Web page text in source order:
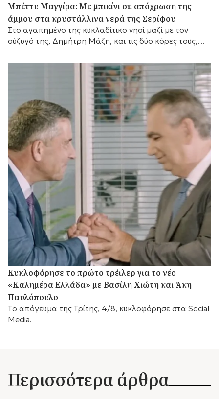
Μπέττυ Μαγγίρα: Με μπικίνι σε απόχρωση της
άμμου στα κρυστάλλινα νερά της Σερίφου
Στο αγαπημένο της κυκλαδίτικο νησί μαζί με τον
σύζυγό της, Δημήτρη Μάζη, και τις δύο κόρες τους,
υποχρεώσεις.
Κυκλοφόρησε το πρώτο τρέιλερ για το νέο
«Καλημέρα Ελλάδα» με Βασίλη Χιώτη και Άκη
Παυλόπουλο
Το απόγευμα της Τρίτης, 4/8, κυκλοφόρησε στα Social
Media.
Περισσότερα άρθρα